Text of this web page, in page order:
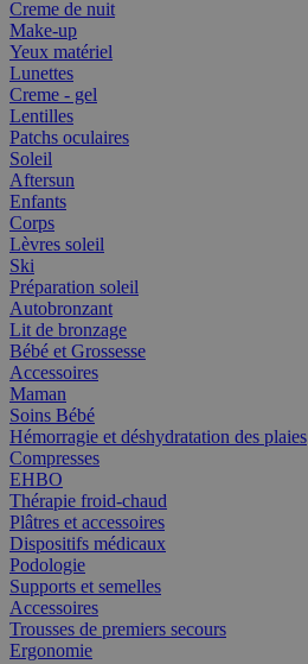
Creme de nuit
Make-up
Yeux matériel
Lunettes
Creme - gel
Lentilles
Patchs oculaires
Soleil
Aftersun
Enfants
Corps
Lèvres soleil
Ski
Préparation soleil
Autobronzant
Lit de bronzage
Bébé et Grossesse
Accessoires
Maman
Soins Bébé
Hémorragie et déshydratation des plaies
Compresses
EHBO
Thérapie froid-chaud
Plâtres et accessoires
Dispositifs médicaux
Podologie
Supports et semelles
Accessoires
Trousses de premiers secours
Ergonomie